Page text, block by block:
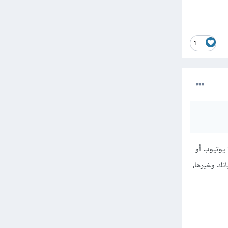
1
يوتيوب أو
وغيرها،